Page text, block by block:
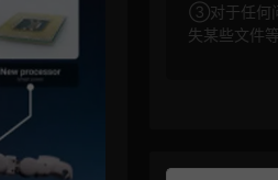
③对于任何
失某些文件